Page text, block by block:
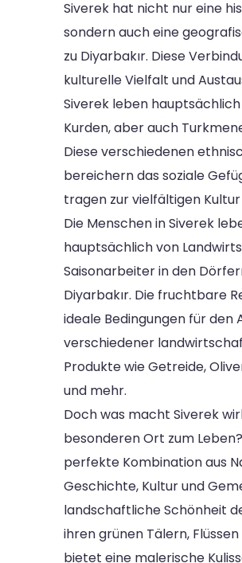
Siverek hat nicht nur eine
sondern auch eine
zu Diyarbakır. Diese
kulturelle Vielfalt und
Siverek leben hauptsächlich
Kurden, aber auch
Diese verschiedenen
bereichern das soziale
tragen zur vielfältigen Kultur
Die Menschen in Siverek
hauptsächlich von
Saisonarbeiter in den
Diyarbakır. Die fruchtbare
ideale Bedingungen für den
verschiedener
Produkte wie Getreide,
und mehr.
Doch was macht Siverek
besonderen Ort zum
perfekte Kombination aus
Geschichte, Kultur und
landschaftliche Schönheit
ihren grünen Tälern,
bietet eine malerische